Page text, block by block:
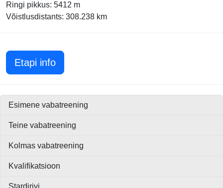
Ringi pikkus: 5412 m
Võistlusdistants: 308.238 km
Etapi infoBahreini GP 2025
Esimene vabatreening
Teine vabatreening
Kolmas vabatreening
Kvalifikatsioon
Stardirivi